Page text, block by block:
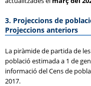
3. Projeccions de
Projeccions anteriors
La piràmide de partida de
població estimada a 1 de
informació del Cens de
2017.